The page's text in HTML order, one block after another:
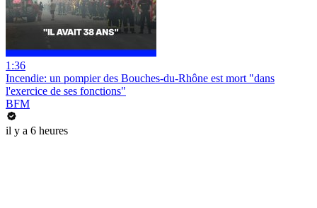
1:36
Incendie: un pompier des Bouches-du-Rhône est mort "dans
l'exercice de ses fonctions"
BFM
il y a 6 heures